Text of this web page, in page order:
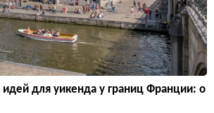
для уикенда у границ Франции: о